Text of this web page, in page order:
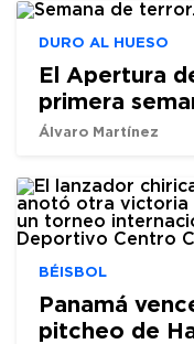
DURO AL HUESO
El Apertura
primera
Álvaro Martínez
BÉISBOL
Panamá
pitcheo de